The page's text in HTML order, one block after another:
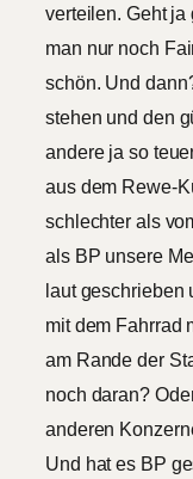
verteilen. Geht
man nur noch
schön. Und
stehen und den
andere ja so
aus dem Rewe-
schlechter als
als BP unsere
laut geschrieben
mit dem Fahrrad
am Rande der
noch daran?
anderen
Und hat es BP